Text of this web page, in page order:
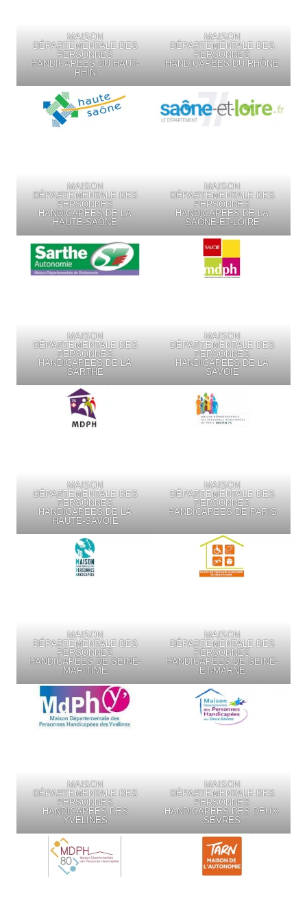
MAISON
DÉPARTEMENTALE DES
PERSONNES
HANDICAPÉES DU HAUT-
RHIN
MAISON
DÉPARTEMENTALE DES
PERSONNES
HANDICAPÉES DU RHÔNE
MAISON
DÉPARTEMENTALE DES
PERSONNES
HANDICAPÉES DE LA
HAUTE-SAÔNE
MAISON
DÉPARTEMENTALE DES
PERSONNES
HANDICAPÉES DE LA
SAÔNE-ET-LOIRE
MAISON
DÉPARTEMENTALE DES
PERSONNES
HANDICAPÉES DE LA
SARTHE
MAISON
DÉPARTEMENTALE DES
PERSONNES
HANDICAPÉES DE LA
SAVOIE
MAISON
DÉPARTEMENTALE DES
PERSONNES
HANDICAPÉES DE LA
HAUTE-SAVOIE
MAISON
DÉPARTEMENTALE DES
PERSONNES
HANDICAPÉES DE PARIS
MAISON
DÉPARTEMENTALE DES
PERSONNES
HANDICAPÉES DE SEINE-
MARITIME
MAISON
DÉPARTEMENTALE DES
PERSONNES
HANDICAPÉES DE SEINE-
ET-MARNE
MAISON
DÉPARTEMENTALE DES
PERSONNES
HANDICAPÉES DES
YVELINES
MAISON
DÉPARTEMENTALE DES
PERSONNES
HANDICAPÉES DES DEUX-
SÈVRES